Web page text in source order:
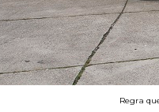
Regra